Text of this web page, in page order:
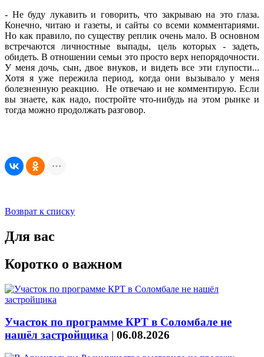
- Не буду лукавить и говорить, что закрываю на это глаза.
Конечно, читаю и газеты, и сайты со всеми комментариями.
Но как правило, по существу реплик очень мало. В основном
встречаются личностные выпады, цель которых - задеть,
обидеть. В отношении семьи это просто верх непорядочности.
У меня дочь, сын, двое внуков, и видеть все эти глупости...
Хотя я уже пережила период, когда они вызывало у меня
болезненную реакцию. Не отвечаю и не комментирую. Если
вы знаете, как надо, постройте что-нибудь на этом рынке и
тогда можно продолжать разговор.
Возврат к списку
Для вас
Коротко о важном
Участок по программе КРТ в Соломбале не
нашёл застройщика | 06.08.2026